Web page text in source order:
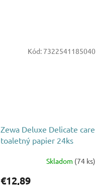
Zewa Deluxe Delicate care
toaletný papier 24ks
Skladom (74 ks)
€12,89
Kód: 7322541185040